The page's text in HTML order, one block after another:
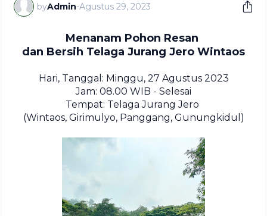
byAdmin-Agustus 29, 2023
Menanam Pohon Resan
dan Bersih Telaga Jurang Jero Wintaos
Hari, Tanggal: Minggu, 27 Agustus 2023
Jam: 08.00 WIB - Selesai
Tempat: Telaga Jurang Jero
(Wintaos, Girimulyo, Panggang, Gunungkidul)